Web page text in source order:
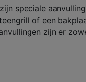
speciale
of een
zijn er